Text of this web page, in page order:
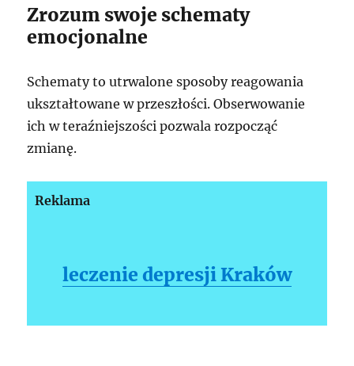
Zrozum swoje schematy
emocjonalne
Schematy to utrwalone sposoby reagowania
ukształtowane w przeszłości. Obserwowanie
ich w teraźniejszości pozwala rozpocząć
zmianę.
Reklama
leczenie depresji Kraków